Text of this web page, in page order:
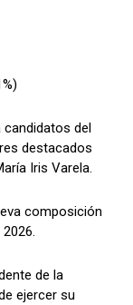
candidatos del
destacados
Iris Varela.
composición
de la
ejercer su